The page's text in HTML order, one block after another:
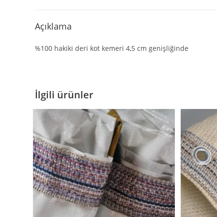
Açıklama
%100 hakiki deri kot kemeri 4,5 cm genişliğinde
İlgili ürünler